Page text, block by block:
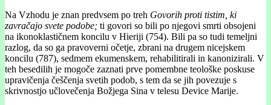
Na Vzhodu je znan predvsem po treh Govorih proti tistim, ki
zavračajo svete podobe; ti govori so bili po njegovi smrti obsojeni
na ikonoklastičnem koncilu v Hieriji (754). Bili pa so tudi temeljni
razlog, da so ga pravoverni očetje, zbrani na drugem nicejskem
koncilu (787), sedmem ekumenskem, rehabilitirali in kanonizirali. V
teh besedilih je mogoče zaznati prve pomembne teološke poskuse
upravičenja češčenja svetih podob, s tem da se jih povezuje s
skrivnostjo učlovečenja Božjega Sina v telesu Device Marije.